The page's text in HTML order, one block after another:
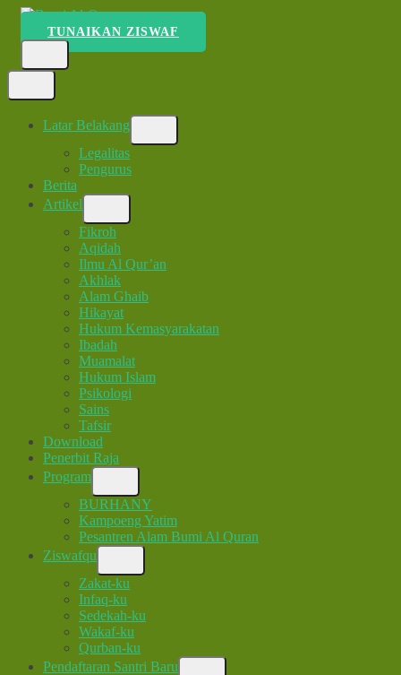
Lompat
konten
Enter)
Bumi Al-Quran
Sinergi Untuk Kebahagiaan Dunia-Akhirat
TUNAIKAN ZISWAF
Latar Belakang
Legalitas
Pengurus
Berita
Artikel
Fikroh
Aqidah
Ilmu Al Qur’an
Akhlak
Alam Ghaib
Hikayat
Hukum Kemasyarakatan
Ibadah
Muamalat
Hukum Islam
Psikologi
Sains
Tafsir
Download
Penerbit Raja
Program
BURHANY
Kampoeng Yatim
Pesantren Alam Bumi Al Quran
Ziswafqu
Zakat-ku
Infaq-ku
Sedekah-ku
Wakaf-ku
Qurban-ku
Pendaftaran Santri Baru